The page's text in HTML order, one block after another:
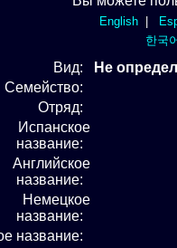
English|
한국
Вид:
Не
Семейство:
Отряд:
Испанское
название:
Английское
название:
Немецкое
название:
название: